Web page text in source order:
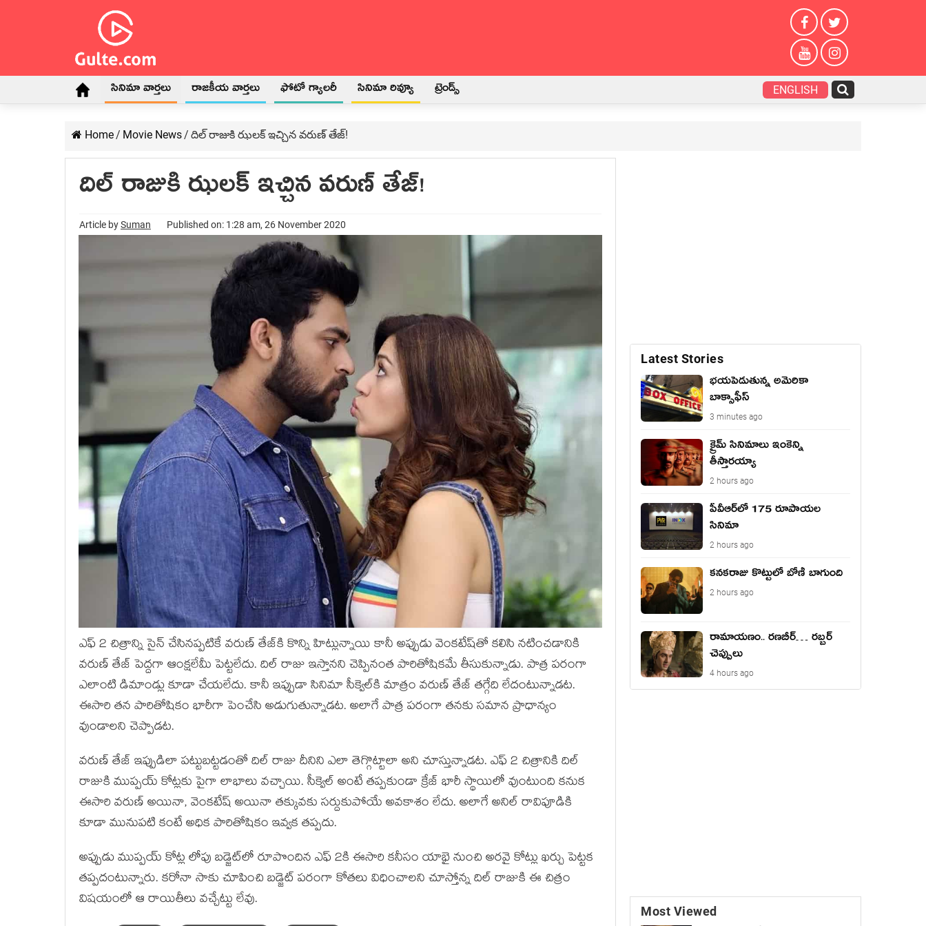
సినిమా వార్తలు రాజకీయ వార్తలు ఫోటో గ్యాలరీ సినిమా రివ్యూ ట్రెండ్స్ ENGLISH
Home/ Movie News/ దిల్‍ రాజుకి ఝలక్‍ ఇచ్చిన వరుణ్‍ తేజ్‍!
దిల్‍ రాజుకి ఝలక్‍ ఇచ్చిన వరుణ్‍ తేజ్‍!
Article bySuman Published on: 1:28 am, 26 November 2020
ఎఫ్‍ 2 చిత్రాన్ని సైన్‍ చేసినప్పటికే వరుణ్‍ తేజ్‍కి కొన్ని హిట్లున్నాయి కానీ అప్పుడు వెంకటేష్‍తో కలిసి నటించడానికి
వరుణ్‍ తేజ్‍ పెద్దగా ఆంక్షలేమీ పెట్టలేదు. దిల్‍ రాజు ఇస్తానని చెప్పినంత పారితోషికమే తీసుకున్నాడు. పాత్ర పరంగా
ఎలాంటి డిమాండ్లు కూడా చేయలేదు. కానీ ఇప్పుడా సినిమా సీక్వెల్‍కి మాత్రం వరుణ్‍ తేజ్‍ తగ్గేది లేదంటున్నాడట.
ఈసారి తన పారితోషికం భారీగా పెంచేసి అడుగుతున్నాడట. అలాగే పాత్ర పరంగా తనకు సమాన ప్రాధాన్యం
వుండాలని చెప్పాడట.
వరుణ్‍ తేజ్‍ ఇప్పుడిలా పట్టుబట్టడంతో దిల్‍ రాజు దీనిని ఎలా తెగ్గొట్టాలా అని చూస్తున్నాడట. ఎఫ్‍ 2 చిత్రానికి దిల్‍
రాజుకి ముప్పయ్‍ కోట్లకు పైగా లాభాలు వచ్చాయి. సీక్వెల్‍ అంటే తప్పకుండా క్రేజ్‍ భారీ స్థాయిలో వుంటుంది కనుక
ఈసారి వరుణ్‍ అయినా, వెంకటేష్‍ అయినా తక్కువకు సర్దుకుపోయే అవకాశం లేదు. అలాగే అనిల్‍ రావిపూడికి
కూడా మునుపటి కంటే అధిక పారితోషికం ఇవ్వక తప్పదు.
అప్పుడు ముప్పయ్‍ కోట్ల లోపు బడ్జెట్‍లో రూపొందిన ఎఫ్‍ 2కి ఈసారి కనీసం యాభై నుంచి అరవై కోట్లు ఖర్చు పెట్టక
తప్పదంటున్నారు. కరోనా సాకు చూపించి బడ్జెట్‍ పరంగా కోతలు విధించాలని చూస్తోన్న దిల్‍ రాజుకి ఈ చిత్రం
విషయంలో ఆ రాయితీలు వచ్చేట్టు లేవు.
Latest Stories
భయపెడుతున్న అమెరికా
బాక్సాఫీస్
3 minutes ago
క్రైమ్ సినిమాలు ఇంకెన్ని
తీస్తారయ్యా
2 hours ago
పీవీఆర్‌లో 175 రూపాయల
సినిమా
2 hours ago
కనకరాజు కొట్టులో బోణీ బాగుంది
2 hours ago
రామాయ‌ణం.. ర‌ణ‌బీర్… ర‌బ్బ‌ర్
చెప్పులు
4 hours ago
Most Viewed